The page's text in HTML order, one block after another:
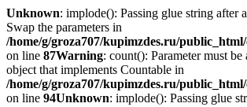
Unknown: implode(): Passing glue string after
Swap the parameters in
/home/g/groza707/kupimzdes.ru/
on line 87Warning: count(): Parameter must be
object that implements Countable in
/home/g/groza707/kupimzdes.ru/
on line 94Unknown: implode(): Passing glue